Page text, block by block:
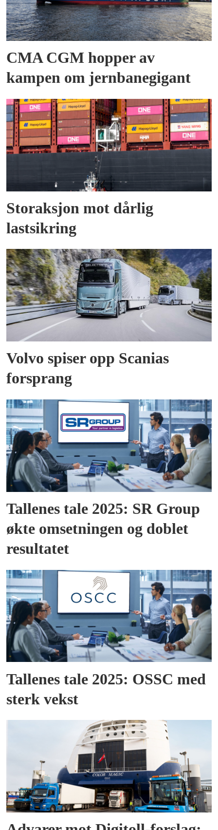
CMA CGM hopper av
kampen om jernbanegigant
Storaksjon mot dårlig
lastsikring
Volvo spiser opp Scanias
forsprang
Tallenes tale 2025: SR Group
økte omsetningen og doblet
resultatet
Tallenes tale 2025: OSSC med
sterk vekst